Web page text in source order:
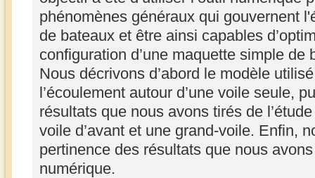
phénomènes généraux qui gouvernent
de bateaux et être ainsi capables
configuration d’une maquette simple de
Nous décrivons d’abord le modèle
l’écoulement autour d’une voile seule,
résultats que nous avons tirés de
voile d’avant et une grand-voile. Enfin,
pertinence des résultats que nous
numérique.